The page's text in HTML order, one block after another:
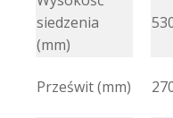
siedzenia
(mm)
Prześwit (mm)